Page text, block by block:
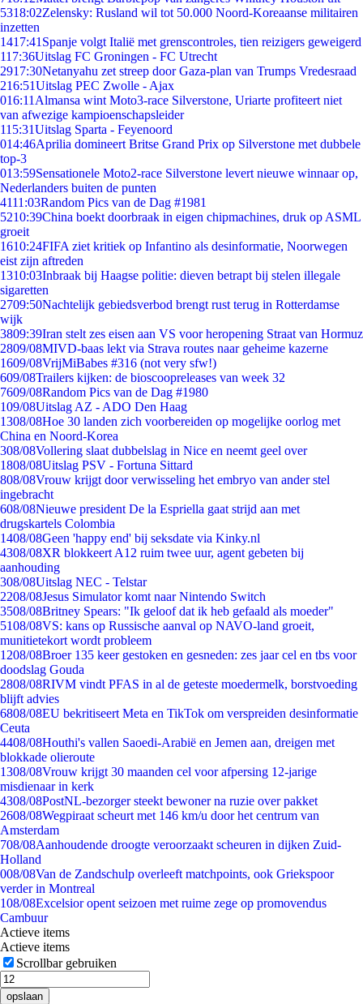
5318:02Zelensky: Rusland wil tot 50.000 Noord-Koreaanse militairen
inzetten
1417:41 Spanje volgt Italië met grenscontroles, tien reizigers geweigerd
117:36Uitslag FC Groningen - FC Utrecht
2917:30Netanyahu zet streep door Gaza-plan van Trumps Vredesraad
216:51Uitslag PEC Zwolle - Ajax
016:11 Almansa wint Moto3-race Silverstone, Uriarte profiteert niet
van afwezige kampioenschapsleider
115:31Uitslag Sparta - Feyenoord
014:46Aprilia domineert Britse Grand Prix op Silverstone met dubbele
top-3
013:59Sensationele Moto2-race Silverstone levert nieuwe winnaar op,
Nederlanders buiten de punten
4111:03Random Pics van de Dag #1981
5210:39China boekt doorbraak in eigen chipmachines, druk op ASML
groeit
1610:24FIFA ziet kritiek op Infantino als desinformatie, Noorwegen
eist zijn aftreden
1310:03Inbraak bij Haagse politie: dieven betrapt bij stelen illegale
sigaretten
2709:50Nachtelijk gebiedsverbod brengt rust terug in Rotterdamse
wijk
3809:39Iran stelt zes eisen aan VS voor heropening Straat van Hormuz
2809/08MIVD-baas lekt via Strava routes naar geheime kazerne
1609/08VrijMiBabes #316 (not very sfw!)
609/08Trailers kijken: de bioscoopreleases van week 32
7609/08Random Pics van de Dag #1980
109/08Uitslag AZ - ADO Den Haag
1308/08Hoe 30 landen zich voorbereiden op mogelijke oorlog met
China en Noord-Korea
308/08Vollering slaat dubbelslag in Nice en neemt geel over
1808/08Uitslag PSV - Fortuna Sittard
808/08Vrouw krijgt door verwisseling het embryo van ander stel
ingebracht
608/08Nieuwe president De la Espriella gaat strijd aan met
drugskartels Colombia
1408/08Geen 'happy end' bij seksdate via Kinky.nl
4308/08XR blokkeert A12 ruim twee uur, agent gebeten bij
aanhouding
308/08Uitslag NEC - Telstar
2208/08Jesus Simulator komt naar Nintendo Switch
3508/08Britney Spears: "Ik geloof dat ik heb gefaald als moeder"
5108/08VS: kans op Russische aanval op NAVO-land groeit,
munitietekort wordt probleem
1208/08Broer 135 keer gestoken en gesneden: zes jaar cel en tbs voor
doodslag Gouda
2808/08RIVM vindt PFAS in al de geteste moedermelk, borstvoeding
blijft advies
6808/08EU bekritiseert Meta en TikTok om verspreiden desinformatie
Ceuta
4408/08Houthi's vallen Saoedi-Arabië en Jemen aan, dreigen met
blokkade olieroute
1308/08Vrouw krijgt 30 maanden cel voor afpersing 12-jarige
misdienaar in kerk
4308/08PostNL-bezorger steekt bewoner na ruzie over pakket
2608/08Wegpiraat scheurt met 146 km/u door het centrum van
Amsterdam
708/08Aanhoudende droogte veroorzaakt scheuren in dijken Zuid-
Holland
008/08Van de Zandschulp overleeft matchpoints, ook Griekspoor
verder in Montreal
108/08Excelsior opent seizoen met ruime zege op promovendus
Cambuur
Actieve items
Actieve items
Scrollbar gebruiken
opslaan